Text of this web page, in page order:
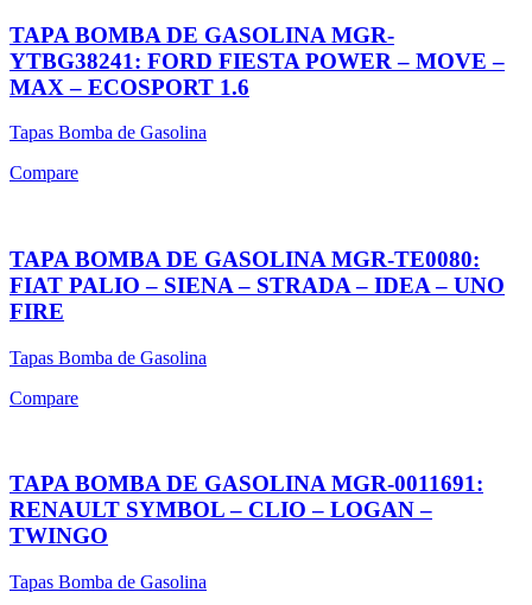
TAPA BOMBA DE GASOLINA MGR-
YTBG38241: FORD FIESTA POWER – MOVE –
MAX – ECOSPORT 1.6
Tapas Bomba de Gasolina
Compare
TAPA BOMBA DE GASOLINA MGR-TE0080:
FIAT PALIO – SIENA – STRADA – IDEA – UNO
FIRE
Tapas Bomba de Gasolina
Compare
TAPA BOMBA DE GASOLINA MGR-0011691:
RENAULT SYMBOL – CLIO – LOGAN –
TWINGO
Tapas Bomba de Gasolina